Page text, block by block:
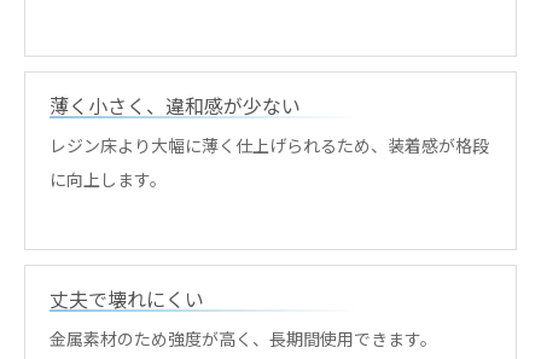
薄く小さく、違和感が少ない
レジン床より大幅に薄く仕上げられるため、装着感が格段
に向上します。
丈夫で壊れにくい
金属素材のため強度が高く、長期間使用できます。